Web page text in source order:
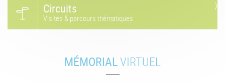
Circuits
Visites & parcours thématiques
MÉMORIALVIRTUEL